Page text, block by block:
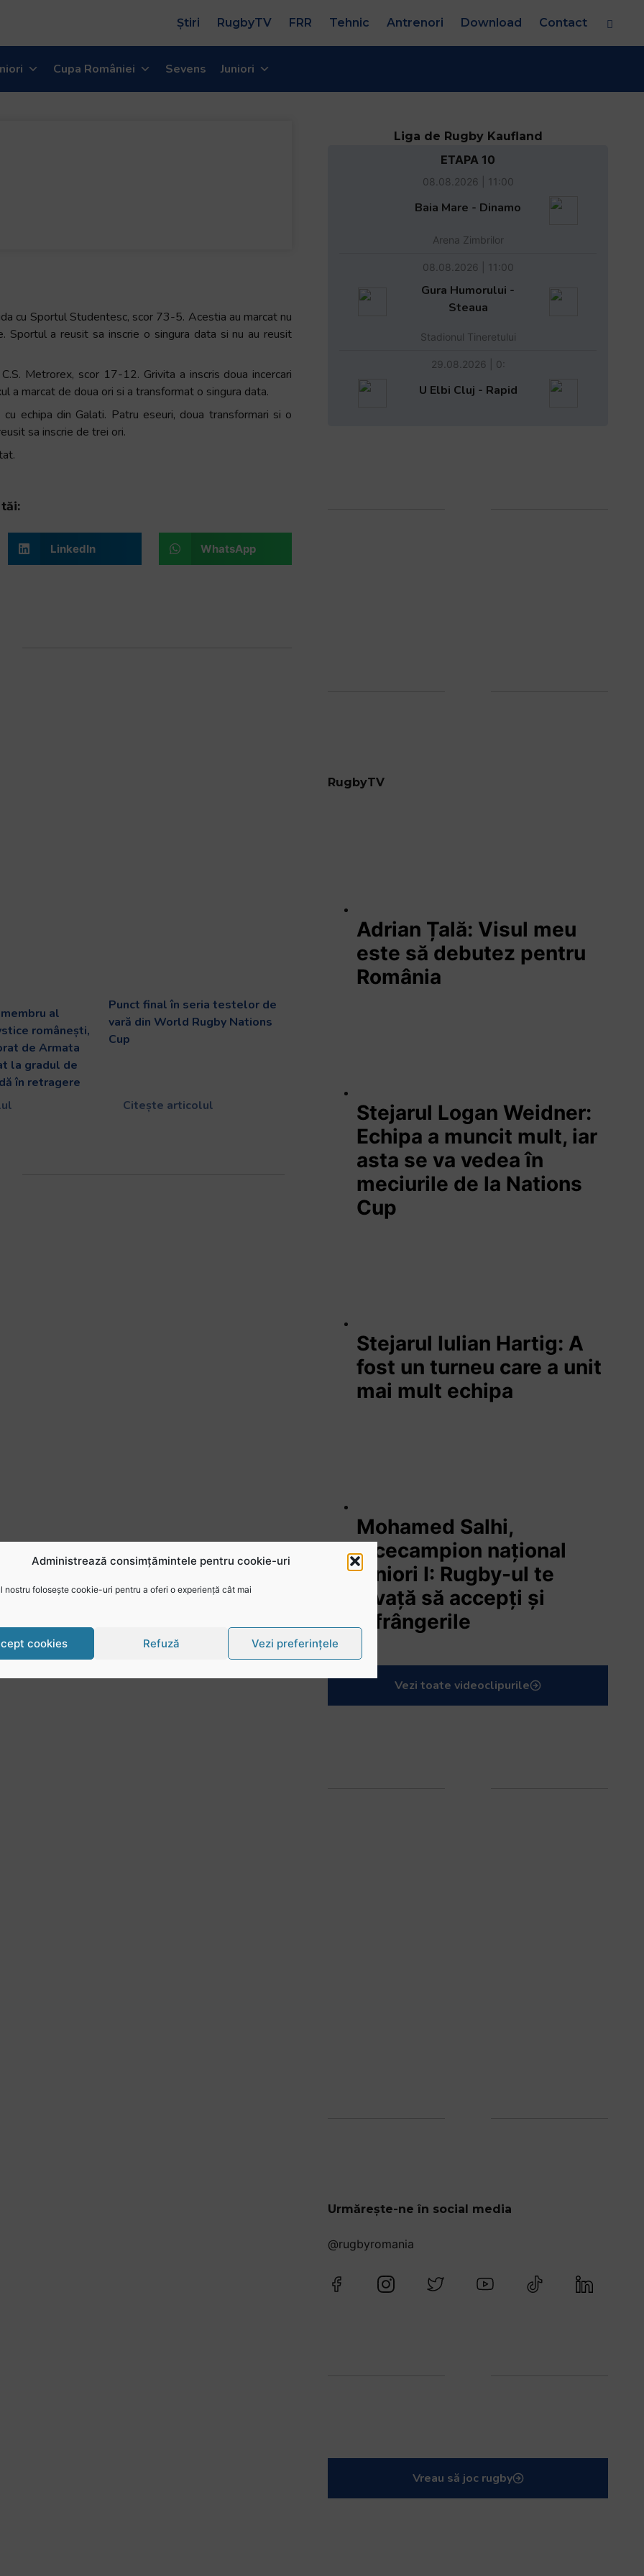
Administrează consimțămintele pentru cookie-uri
nostru folosește cookie-uri pentru a oferi o experiență cât mai
cookies Refuză Vezi preferințele
Știri RugbyTV FRR Tehnic Antrenori Download Contact
Cupa României Sevens Juniori
cu Sportul Studentesc, scor 73-5. Acestia au marcat nu
a reusit sa inscrie o singura data si nu au reusit
Metrorex, scor 17-12. Grivita a inscris doua incercari
a marcat de doua ori si a transformat o singura data.
echipa din Galati. Patru eseuri, doua transformari si o
sa inscrie de trei ori.
LinkedIn WhatsApp
al
românești,
de Armata
la gradul de
în retragere
Punct final în seria testelor de
vară din World Rugby Nations
Cup
Citește articolul
Liga de Rugby Kaufland
ETAPA 10
08.08.2026 | 11:00
Baia Mare - Dinamo
Arena Zimbrilor
08.08.2026 | 11:00
Gura Humorului -
Steaua
Stadionul Tineretului
29.08.2026 | 0:
U Elbi Cluj - Rapid
RugbyTV
Adrian Țală: Visul meu
este să debutez pentru
România
Stejarul Logan Weidner:
Echipa a muncit mult, iar
asta se va vedea în
meciurile de la Nations
Cup
Stejarul Iulian Hartig: A
fost un turneu care a unit
mai mult echipa
Mohamed Salhi,
vicecampion național
juniori I: Rugby-ul te
învață să accepți și
înfrângerile
Vezi toate videoclipurile
Urmărește-ne în social media
@rugbyromania
Vreau să joc rugby